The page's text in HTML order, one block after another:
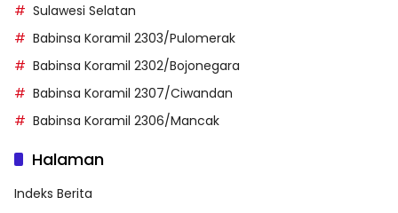
Sulawesi Selatan
Babinsa Koramil 2303/Pulomerak
Babinsa Koramil 2302/Bojonegara
Babinsa Koramil 2307/Ciwandan
Babinsa Koramil 2306/Mancak
Halaman
Indeks Berita